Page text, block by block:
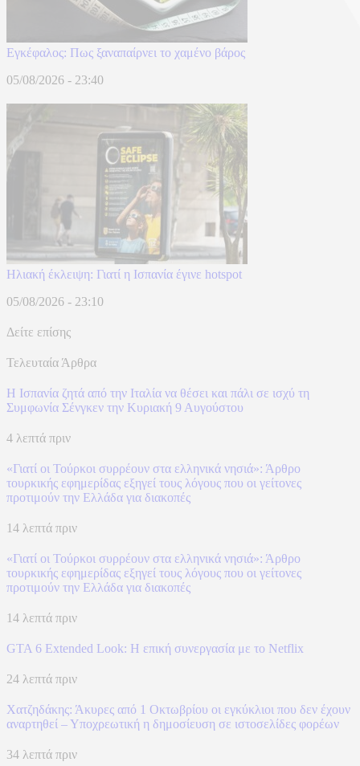
Eγκέφαλος: Πως ξαναπαίρνει το χαμένο βάρος
05/08/2026 - 23:40
Hλιακή έκλειψη: Γιατί η Ισπανία έγινε hotspot
05/08/2026 - 23:10
Δείτε επίσης
Τελευταία Άρθρα
H Ισπανία ζητά από την Ιταλία να θέσει και πάλι σε ισχύ τη
Συμφωνία Σένγκεν την Κυριακή 9 Αυγούστου
4 λεπτά πριν
«Γιατί οι Τούρκοι συρρέουν στα ελληνικά νησιά»: Άρθρο
τουρκικής εφημερίδας εξηγεί τους λόγους που οι γείτονες
προτιμούν την Ελλάδα για διακοπές
14 λεπτά πριν
«Γιατί οι Τούρκοι συρρέουν στα ελληνικά νησιά»: Άρθρο
τουρκικής εφημερίδας εξηγεί τους λόγους που οι γείτονες
προτιμούν την Ελλάδα για διακοπές
14 λεπτά πριν
GTA 6 Extended Look: Η επική συνεργασία με το Netflix
24 λεπτά πριν
Χατζηδάκης: Άκυρες από 1 Οκτωβρίου οι εγκύκλιοι που δεν έχουν
αναρτηθεί – Υποχρεωτική η δημοσίευση σε ιστοσελίδες φορέων
34 λεπτά πριν